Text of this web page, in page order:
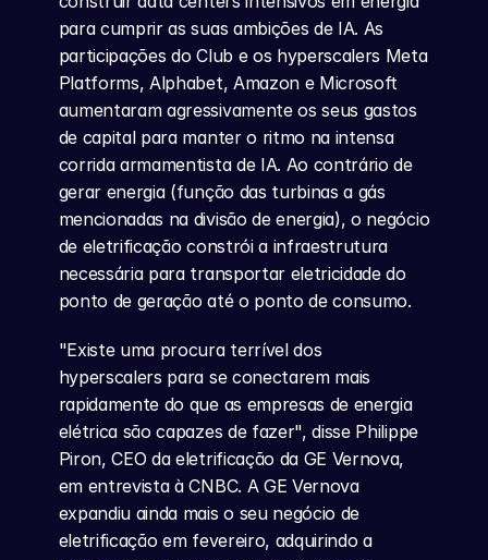
para cumprir as suas ambições de IA. As
participações do Club e os hyperscalers Meta
Platforms, Alphabet, Amazon e Microsoft
aumentaram agressivamente os seus gastos
de capital para manter o ritmo na intensa
corrida armamentista de IA. Ao contrário de
gerar energia (função das turbinas a gás
mencionadas na divisão de energia), o negócio
de eletrificação constrói a infraestrutura
necessária para transportar eletricidade do
ponto de geração até o ponto de consumo.
"Existe uma procura terrível dos
hyperscalers para se conectarem mais
rapidamente do que as empresas de energia
elétrica são capazes de fazer", disse Philippe
Piron, CEO da eletrificação da GE Vernova,
em entrevista à CNBC. A GE Vernova
expandiu ainda mais o seu negócio de
eletrificação em fevereiro, adquirindo a